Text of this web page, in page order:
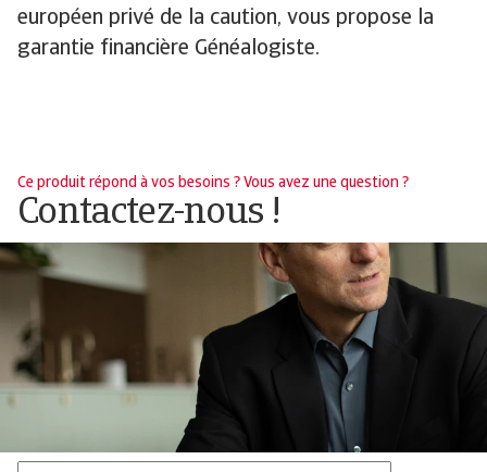
européen privé de la caution, vous propose la
garantie financière Généalogiste.
Ce produit répond à vos besoins ? Vous avez une question ?
Contactez-nous !